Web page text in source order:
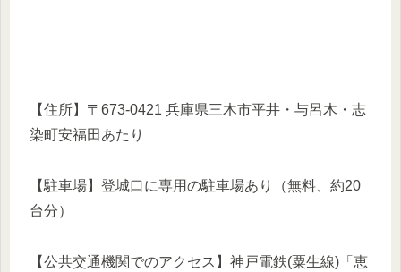
【住所】〒673-0421 兵庫県三木市平井・与呂木・志
染町安福田あたり
【駐車場】登城口に専用の駐車場あり（無料、約20
台分）
【公共交通機関でのアクセス】神戸電鉄(粟生線)「恵